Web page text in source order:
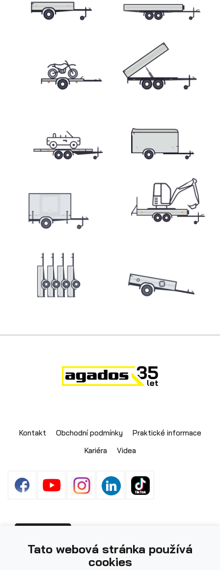
Přepravníky minibagrů
Kontakt Obchodní podmínky
Praktické informace
Kariéra
Videa
ilustrační.
Tato webová stránka používá
cookies